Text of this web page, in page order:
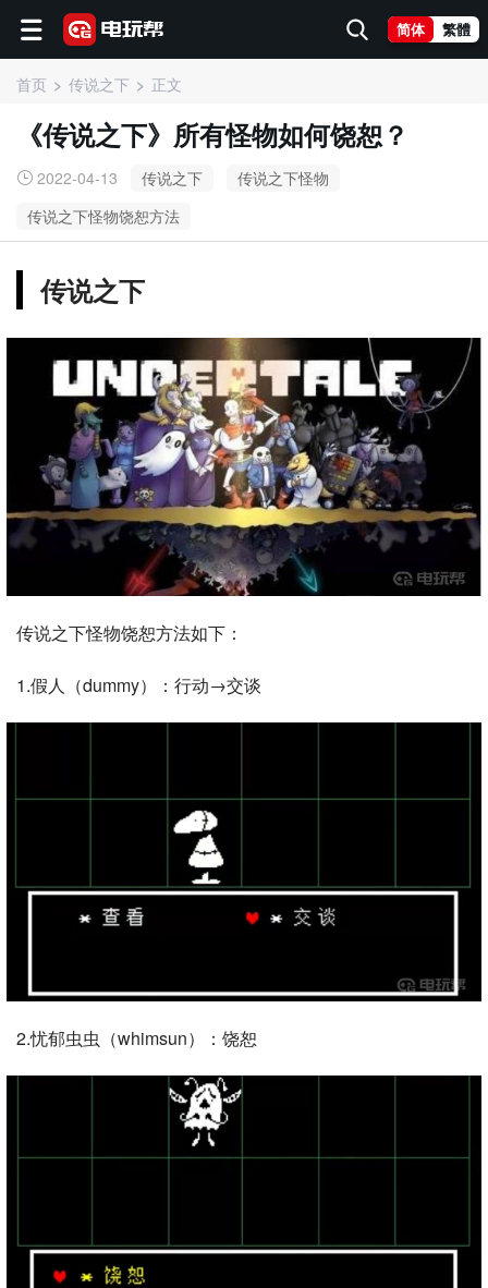
简体 繁體
首页 传说之下 正文
《传说之下》所有怪物如何饶恕？
2022-04-13 传说之下
传说之下怪物
传说之下怪物饶恕方法
传说之下
传说之下怪物饶恕方法如下：
1.假人（dummy）：行动→交谈
2.忧郁虫虫（whimsun）：饶恕